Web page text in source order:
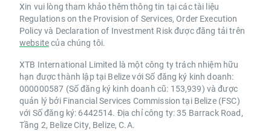
Xin vui lòng tham khảo thêm thông tin tại các tài liệu
Regulations on the Provision of Services, Order Execution
Policy và Declaration of Investment Risk được đăng tải trên
websitecủa chúng tôi.
XTB International Limited là một công ty trách nhiệm hữu
hạn được thành lập tại Belize với Số đăng ký kinh doanh:
000000587 (Số đăng ký kinh doanh cũ: 153,939) và được
quản lý bởi Financial Services Commission tại Belize (FSC)
với Số đăng ký: 6442514. Địa chỉ công ty: 35 Barrack Road,
Tầng 2, Belize City, Belize, C.A.